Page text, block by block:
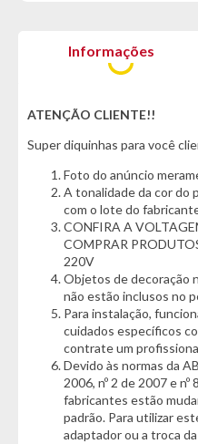
praticidade e maior
resistente, confiável e ideal
patrimônio sempre protegido!
*Características
Informações Técnicas:
- Marca: RAVA
- Modelo: U-Lock 180/245mm
- Material Predominante: Aço
Características:
- Revestimento em Borracha
- Em aço inoxidável
- À prova d'água
- Suporte Easy Clip
- 2 Chaves tipo snake
- Ideal para motos, bicicletas
Informações
ATENÇÃO CLIENTE!!
Super diquinhas para você
Foto do anúncio
A tonalidade da cor do
com o lote do
CONFIRA A
COMPRAR
220V
Objetos de decoração
não estão inclusos no
Para instalação,
cuidados específicos
contrate um
Devido às normas da
2006, nº 2 de 2007 e
fabricantes estão
padrão. Para utilizar
adaptador ou a troca